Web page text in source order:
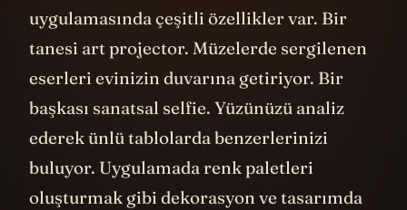
uygulamasında çeşitli özellikler var. Bir
tanesi art projector. Müzelerde sergilenen
eserleri evinizin duvarına getiriyor. Bir
başkası sanatsal selfie. Yüzünüzü analiz
ederek ünlü tablolarda benzerlerinizi
buluyor. Uygulamada renk paletleri
oluşturmak gibi dekorasyon ve tasarımda